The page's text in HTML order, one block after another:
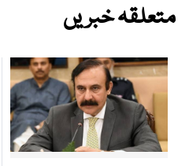
متعلقہ خبریں